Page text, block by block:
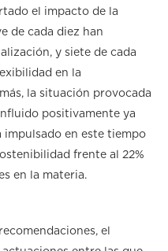
el impacto de la
de cada diez han
y siete de cada
en la
la situación provocada
positivamente ya
impulsado en este tiempo
frente al 22%
en la materia.
el